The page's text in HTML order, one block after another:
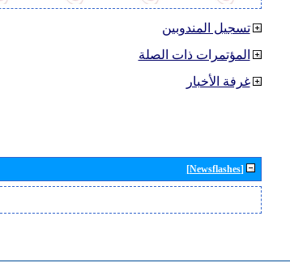
تسجيل المندوبين
المؤتمرات ذات الصلة
غرفة الأخبار
[Newsflashes]